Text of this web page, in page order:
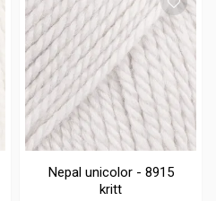
Nepal unicolor - 8915
kritt